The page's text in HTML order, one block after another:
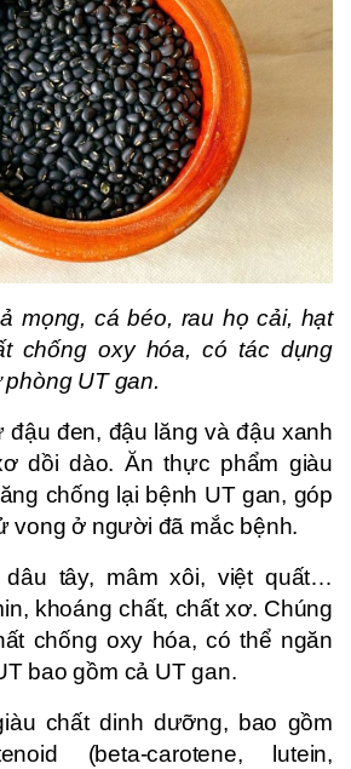
mọng, cá béo, rau họ cải, hạt
chống oxy hóa, có tác dụng
UT gan.
đậu đen, đậu lăng và đậu xanh
dồi dào. Ăn thực phẩm giàu
chống lại bệnh UT gan, góp
vong ở người đã mắc bệnh.
tây, mâm xôi, việt quất…
khoáng chất, chất xơ. Chúng
chống oxy hóa, có thể ngăn
bao gồm cả UT gan.
chất dinh dưỡng, bao gồm
(beta-carotene, lutein,